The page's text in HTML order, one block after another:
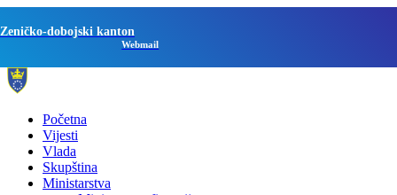
Zeničko-dobojski kanton
Webmail
Početna
Vijesti
Vlada
Skupština
Ministarstva